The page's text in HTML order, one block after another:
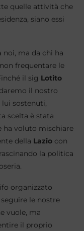
quelle attività che
siano essi
ma da chi ha
frequentare le
il sig Lotito
il nostro
lui sostenuti,
scelta è stata
ha voluto mischiare
della Lazio con
la politica
organizzato
le nostre
vuole, ma
il proprio